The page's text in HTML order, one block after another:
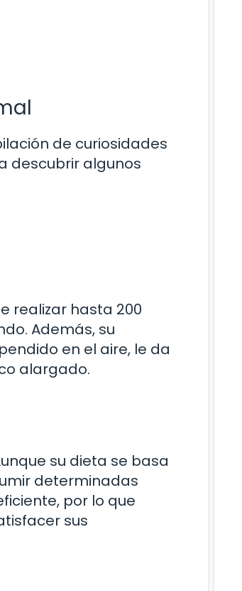
de curiosidades
descubrir algunos
realizar hasta 200
Además, su
en el aire, le da
alargado.
su dieta se basa
determinadas
por lo que
sus